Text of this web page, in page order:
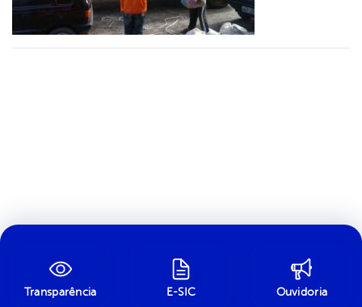
Transparência E-SIC Ouvidoria